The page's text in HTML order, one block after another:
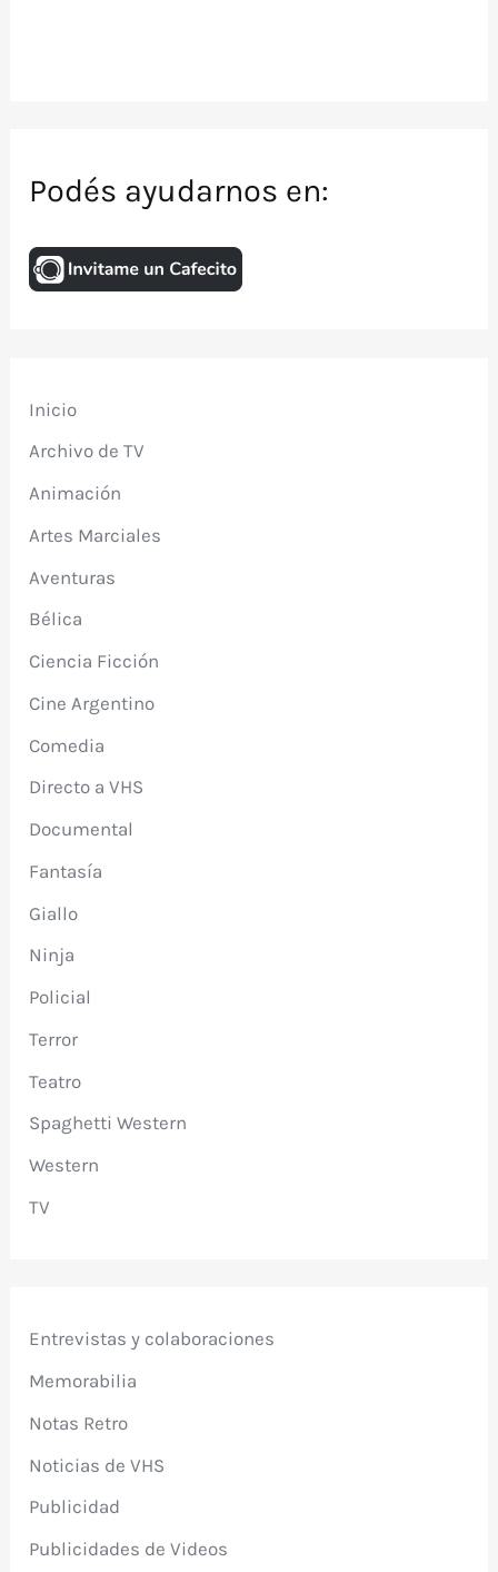
Podés ayudarnos en:
Inicio
Archivo de TV
Animación
Artes Marciales
Aventuras
Bélica
Ciencia Ficción
Cine Argentino
Comedia
Directo a VHS
Documental
Fantasía
Giallo
Ninja
Policial
Terror
Teatro
Spaghetti Western
Western
TV
Entrevistas y colaboraciones
Memorabilia
Notas Retro
Noticias de VHS
Publicidad
Publicidades de Videos